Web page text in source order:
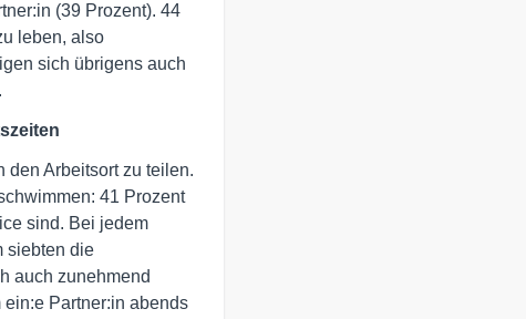
(39 Prozent). 44
leben, also
sich übrigens auch
den Arbeitsort zu teilen.
41 Prozent
sind. Bei jedem
siebten die
auch zunehmend
ein:e Partner:in abends